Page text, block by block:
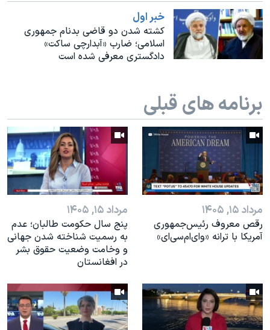
نرگس محمدی برنده جایزه نوبل صلح
همایش محافظه‌کاران آمریکا «سی‌پک»
خبر اول
کشته شدن دو قاضی بدنام جمهوری
اسلامی؛ ضارب «آبدارچی ساکت»
دادگستری معرفی شده است
برنامه های قبلی
مرداد ۱۵, ۱۴۰۵
رقص معروف رئیس‌جمهوری
آمریکا با ترانه «وای‌ام‌سی‌ای»
مرداد ۱۵, ۱۴۰۵
پنج سال حکومت طالبان؛ عدم
به رسمیت شناخته شدن جهانی
و وخامت وضعیت حقوق بشر
در افغانستان